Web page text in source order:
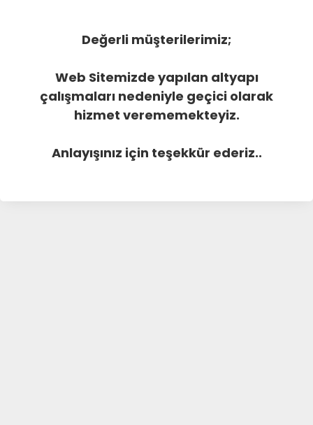
Değerli müşterilerimiz;
Web Sitemizde yapılan altyapı
çalışmaları nedeniyle geçici olarak
hizmet verememekteyiz.
Anlayışınız için teşekkür ederiz..